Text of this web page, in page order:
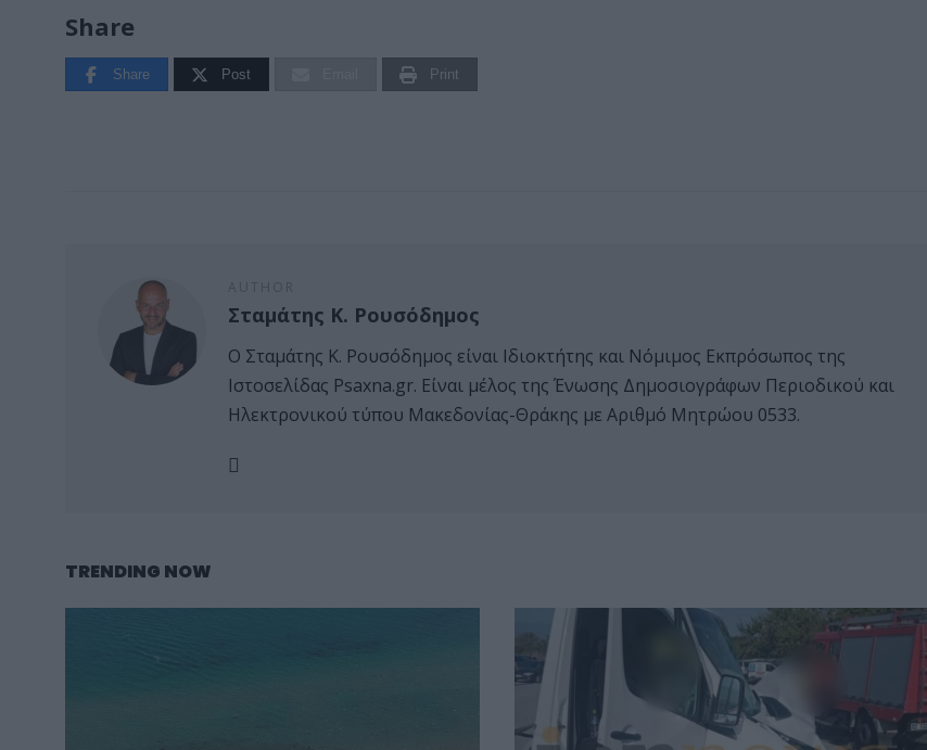
Share
Share Post Print
Σταμάτης Κ. Ρουσόδημος
Ο Σταμάτης Κ. Ρουσόδημος είναι Ιδιοκτήτης και Νόμιμος Εκπρόσωπος της
Ιστοσελίδας Psaxna.gr. Είναι μέλος της Ένωσης Δημοσιογράφων Περιοδικού και
Ηλεκτρονικού τύπου Μακεδονίας-Θράκης με Αριθμό Μητρώου 0533.
TRENDING NOW